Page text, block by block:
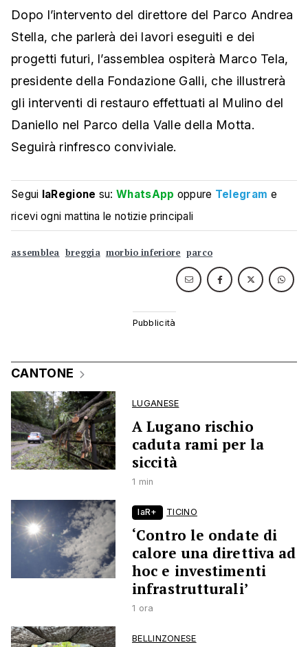
Dopo l’intervento del direttore del Parco Andrea
Stella, che parlerà dei lavori eseguiti e dei
progetti futuri, l’assemblea ospiterà Marco Tela,
presidente della Fondazione Galli, che illustrerà
gli interventi di restauro effettuati al Mulino del
Daniello nel Parco della Valle della Motta.
Seguirà rinfresco conviviale.
Segui laRegione su:WhatsApp oppure Telegram e
ricevi ogni mattina le notizie principali
assemblea breggia morbio inferiore parco
CANTONE
LUGANESE
A Lugano rischio
caduta rami per la
siccità
1 min
laR+ TICINO
‘Contro le ondate di
calore una direttiva ad
hoc e investimenti
infrastrutturali’
1 ora
BELLINZONESE